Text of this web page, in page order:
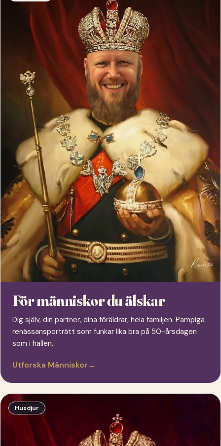
För människor du älskar
Dig själv, din partner, dina föräldrar, hela familjen. Pampiga
renässansporträtt som funkar lika bra på 50-årsdagen
som i hallen.
Utforska Människor→
Husdjur